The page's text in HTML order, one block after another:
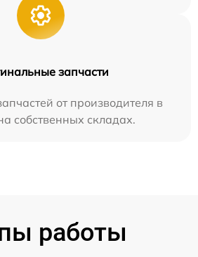
запчасти
от производителя в
собственных складах.
работы